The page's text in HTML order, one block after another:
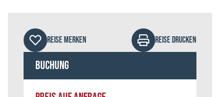
REISE MERKEN REISE DRUCKEN
Buchung